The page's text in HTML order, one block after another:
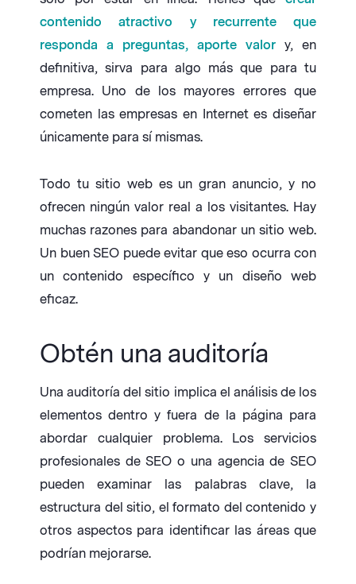
contenido atractivo y recurrente que
responda a preguntas, aporte valor y, en
definitiva, sirva para algo más que para tu
empresa. Uno de los mayores errores que
cometen las empresas en Internet es diseñar
únicamente para sí mismas.
Todo tu sitio web es un gran anuncio, y no
ofrecen ningún valor real a los visitantes. Hay
muchas razones para abandonar un sitio web.
Un buen SEO puede evitar que eso ocurra con
un contenido específico y un diseño web
eficaz.
Obtén una auditoría
Una auditoría del sitio implica el análisis de los
elementos dentro y fuera de la página para
abordar cualquier problema. Los servicios
profesionales de SEO o una agencia de SEO
pueden examinar las palabras clave, la
estructura del sitio, el formato del contenido y
otros aspectos para identificar las áreas que
podrían mejorarse.